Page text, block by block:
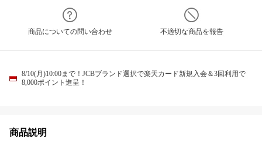
商品についての問い合わせ 不適切な商品を報告
8/10(月)10:00まで！JCBブランド選択で楽天カード新規入会＆3回利用で
8,000ポイント進呈！
商品説明